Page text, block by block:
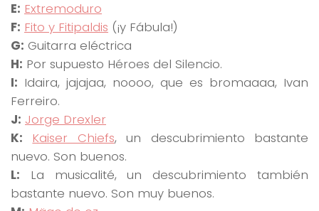
E: Extremoduro
F: Fito y Fitipaldis (¡y Fábula!)
G: Guitarra eléctrica
H: Por supuesto Héroes del Silencio.
I: Idaira, jajajaa, noooo, que es bromaaaa, Ivan
Ferreiro.
J: Jorge Drexler
K:
Kaiser Chiefs, un descubrimiento bastante
nuevo. Son buenos.
L: La musicalité, un descubrimiento también
bastante nuevo. Son muy buenos.